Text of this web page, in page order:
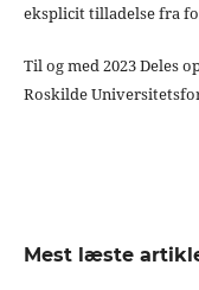
eksplicit tilladelse fra
Til og med 2023 Deles
Roskilde
Mest læste